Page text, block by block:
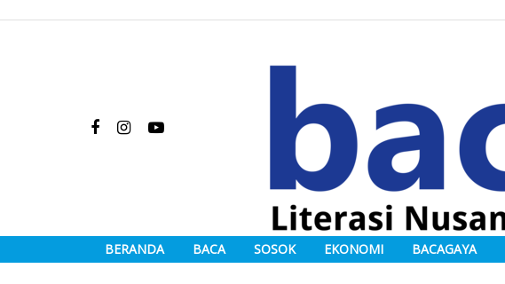
BERANDA BACA SOSOK EKONOMI BACAGAYA